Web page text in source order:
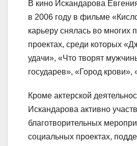
В кино Искандарова
в 2006 году в фильме
карьеру снялась во многих
проектах, среди которых
удачи», «Что творят
государев», «Город крови»,
Кроме актерской
Искандарова активно
благотворительных
социальных проектах,